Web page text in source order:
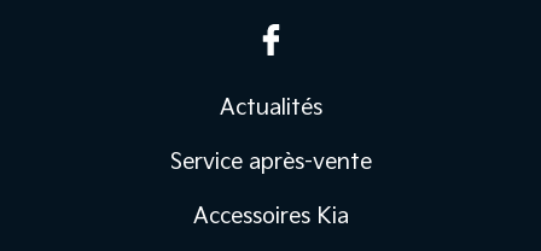
Actualités
Service après-vente
Accessoires Kia